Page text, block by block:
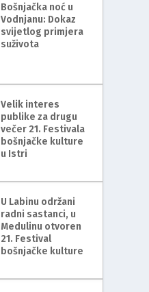
Bošnjačka noć u
Vodnjanu: Dokaz
svijetlog primjera
suživota
Velik interes
publike za drugu
večer 21. Festivala
bošnjačke kulture
u Istri
U Labinu održani
radni sastanci, u
Medulinu otvoren
21. Festival
bošnjačke kulture